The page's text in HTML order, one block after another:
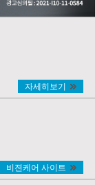
자세히보기
비젼케어 사이트